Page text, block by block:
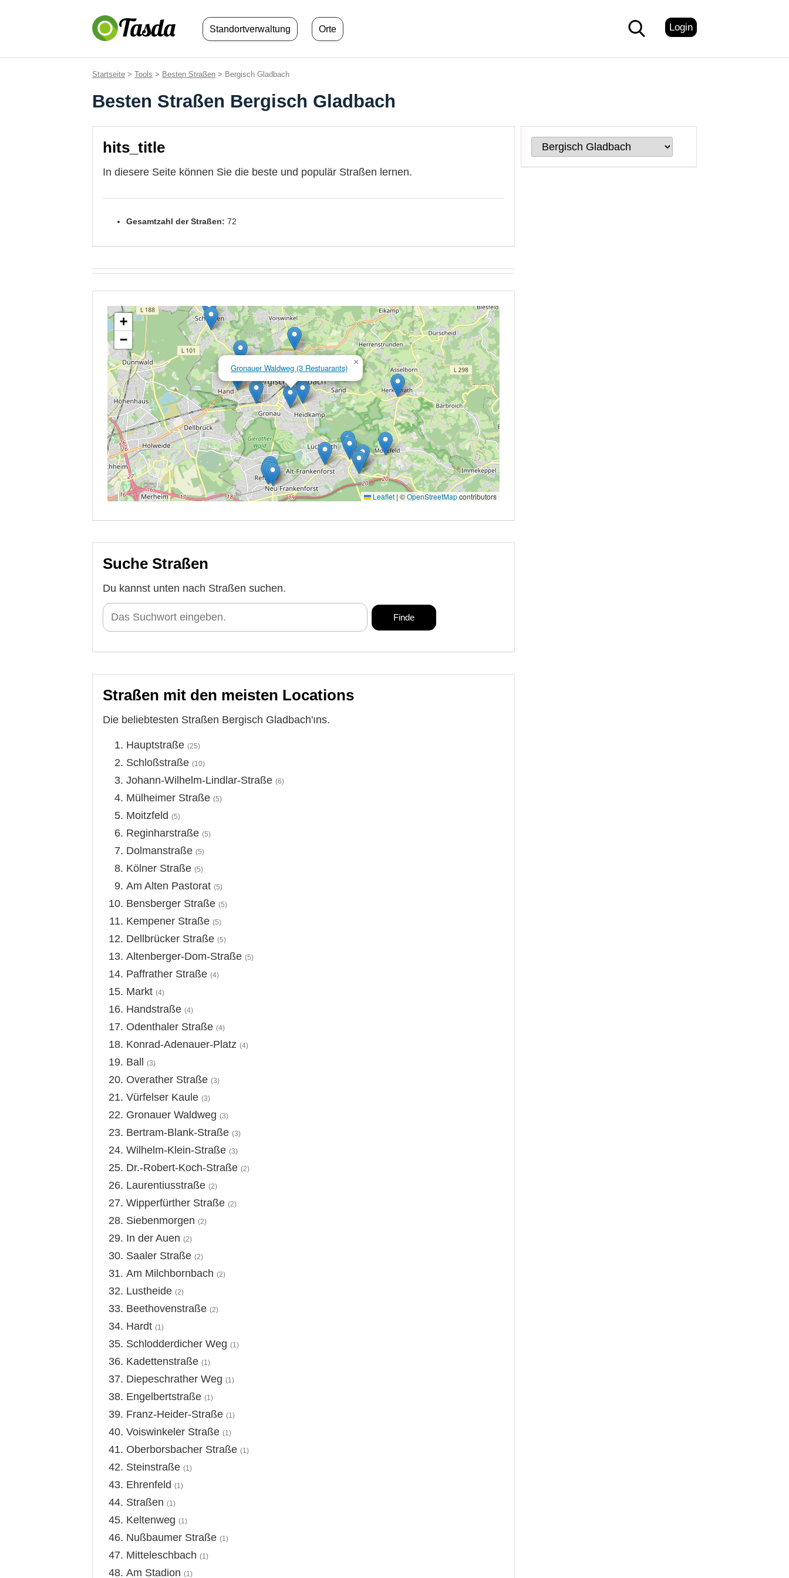
Login
Standortverwaltung Orte
Startseite > Tools > Besten Straßen > Bergisch Gladbach
Besten Straßen Bergisch Gladbach
hits_title
In diesere Seite können Sie die beste und populär Straßen lernen.
Gesamtzahl der Straßen: 72
Suche Straßen
Du kannst unten nach Straßen suchen.
Straßen mit den meisten Locations
Die beliebtesten Straßen Bergisch Gladbach'ıns.
Hauptstraße (25)
Schloßstraße (10)
Johann-Wilhelm-Lindlar-Straße (6)
Mülheimer Straße (5)
Moitzfeld (5)
Reginharstraße (5)
Dolmanstraße (5)
Kölner Straße (5)
Am Alten Pastorat (5)
Bensberger Straße (5)
Kempener Straße (5)
Dellbrücker Straße (5)
Altenberger-Dom-Straße (5)
Paffrather Straße (4)
Markt (4)
Handstraße (4)
Odenthaler Straße (4)
Konrad-Adenauer-Platz (4)
Ball (3)
Overather Straße (3)
Vürfelser Kaule (3)
Gronauer Waldweg (3)
Bertram-Blank-Straße (3)
Wilhelm-Klein-Straße (3)
Dr.-Robert-Koch-Straße (2)
Laurentiusstraße (2)
Wipperfürther Straße (2)
Siebenmorgen (2)
In der Auen (2)
Saaler Straße (2)
Am Milchbornbach (2)
Lustheide (2)
Beethovenstraße (2)
Hardt (1)
Schlodderdicher Weg (1)
Kadettenstraße (1)
Diepeschrather Weg (1)
Engelbertstraße (1)
Franz-Heider-Straße (1)
Voiswinkeler Straße (1)
Oberborsbacher Straße (1)
Steinstraße (1)
Ehrenfeld (1)
Straßen (1)
Keltenweg (1)
Nußbaumer Straße (1)
Mitteleschbach (1)
Am Stadion (1)